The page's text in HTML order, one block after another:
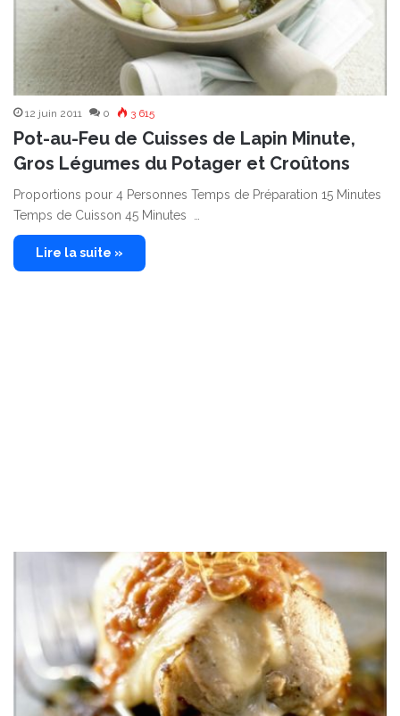
12 juin 2011 0 3 615
Pot-au-Feu de Cuisses de Lapin Minute,
Gros Légumes du Potager et Croûtons
Proportions pour 4 Personnes Temps de Préparation 15 Minutes
Temps de Cuisson 45 Minutes …
Lire la suite »